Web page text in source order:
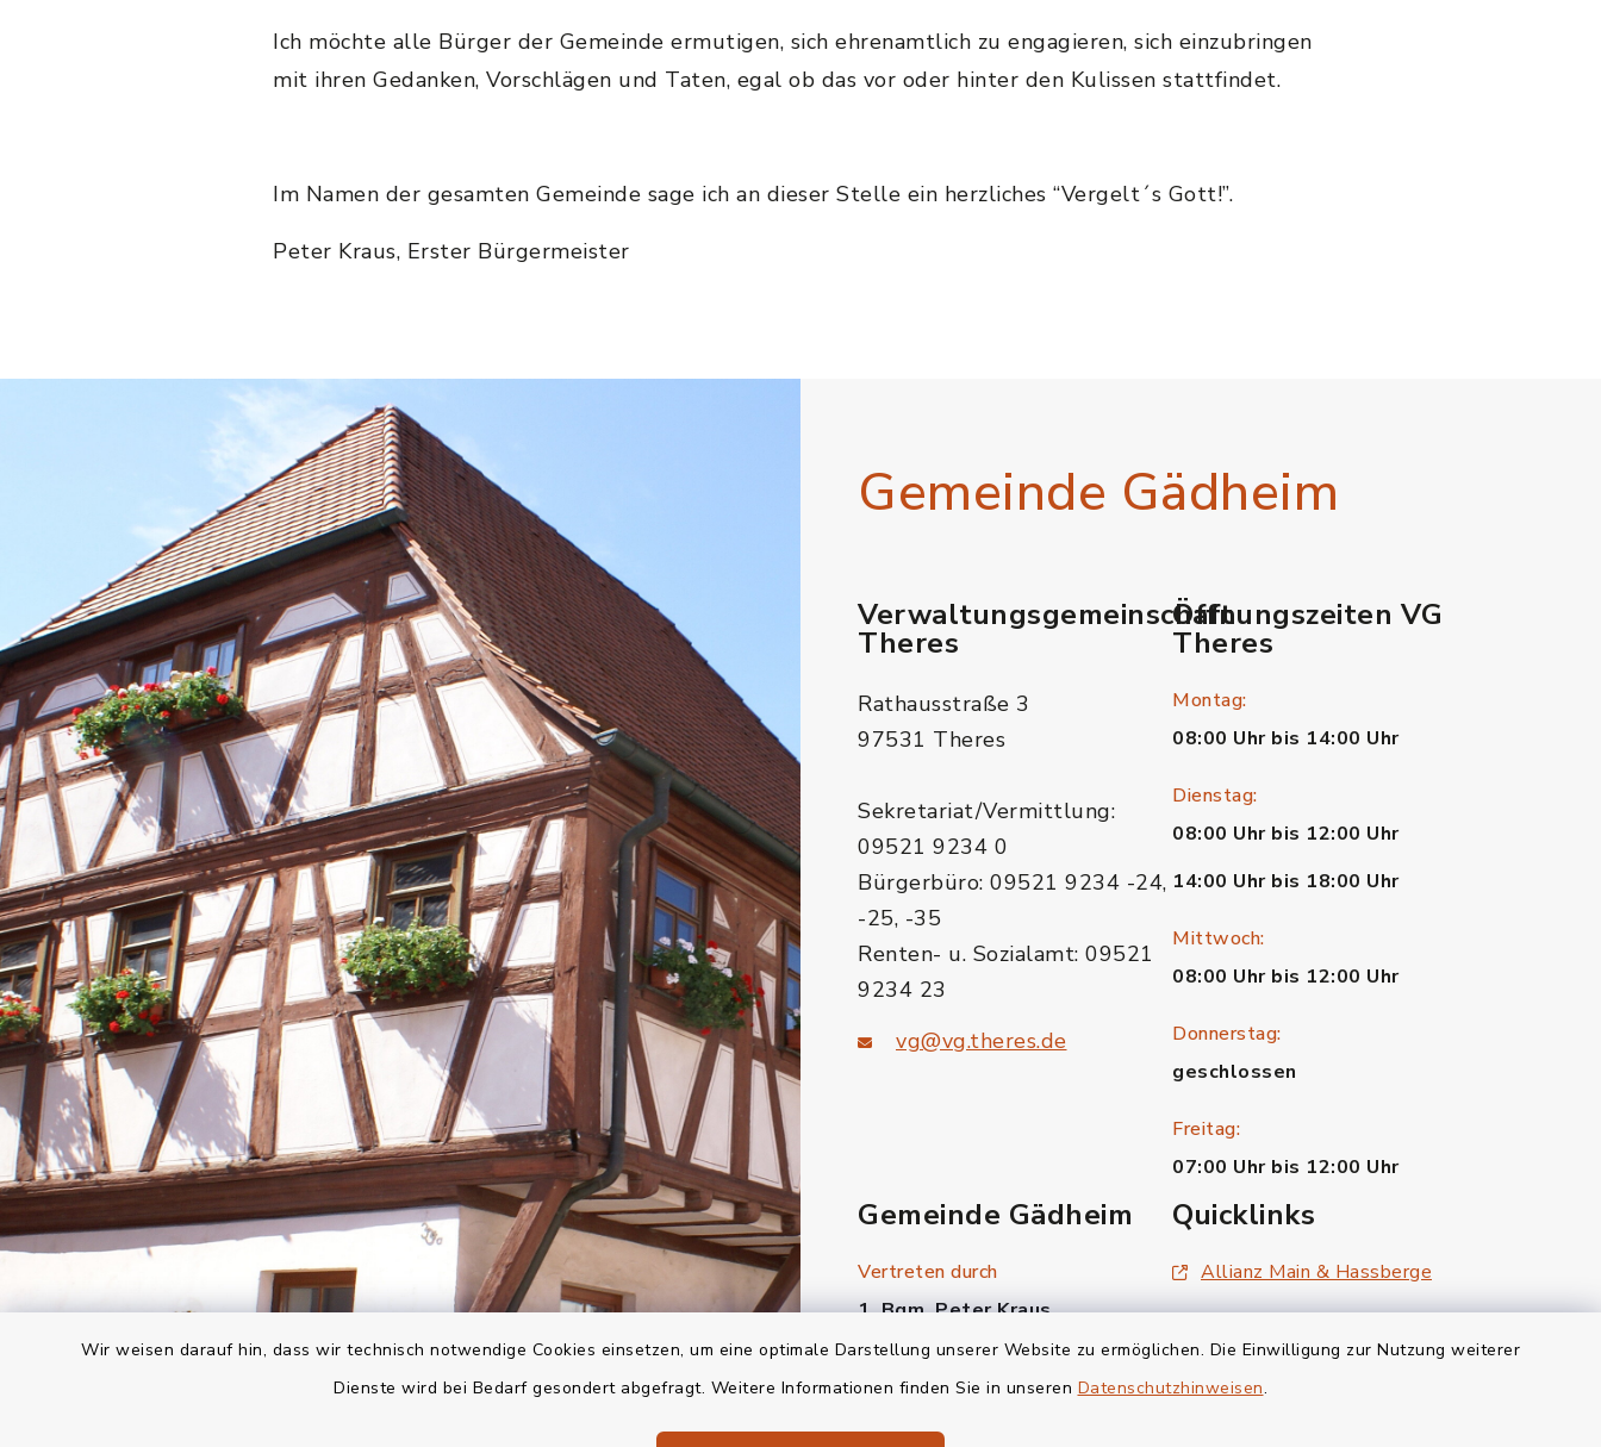
Wir weisen darauf hin, dass wir technisch notwendige Cookies einsetzen, um eine optimale Darstellung unserer Website zu ermöglichen. Die Einwilligung zur Nutzung weiterer
Dienste wird bei Bedarf gesondert abgefragt. Weitere Informationen finden Sie in unseren Datenschutzhinweisen.
Ich möchte alle Bürger der Gemeinde ermutigen, sich ehrenamtlich zu engagieren, sich einzubringen
mit ihren Gedanken, Vorschlägen und Taten, egal ob das vor oder hinter den Kulissen stattfindet.
Im Namen der gesamten Gemeinde sage ich an dieser Stelle ein herzliches “Vergelt´s Gott!”.
Peter Kraus, Erster Bürgermeister
Gemeinde Gädheim
Verwaltungsgemeinschaft
Theres
Rathausstraße 3
97531 Theres
Sekretariat/Vermittlung:
09521 9234 0
Bürgerbüro: 09521 9234 -24,
-25, -35
Renten- u. Sozialamt: 09521
9234 23
vg@vg.theres.de
Öffnungszeiten VG
Theres
Montag:
08:00 Uhr bis 14:00 Uhr
Dienstag:
08:00 Uhr bis 12:00 Uhr
14:00 Uhr bis 18:00 Uhr
Mittwoch:
08:00 Uhr bis 12:00 Uhr
Donnerstag:
geschlossen
Freitag:
07:00 Uhr bis 12:00 Uhr
Gemeinde Gädheim
Vertreten durch
1. Bgm. Peter Kraus
Ostendstraße 6
97503 Gädheim
Quicklinks
Allianz Main & Hassberge
Gemeinde Theres